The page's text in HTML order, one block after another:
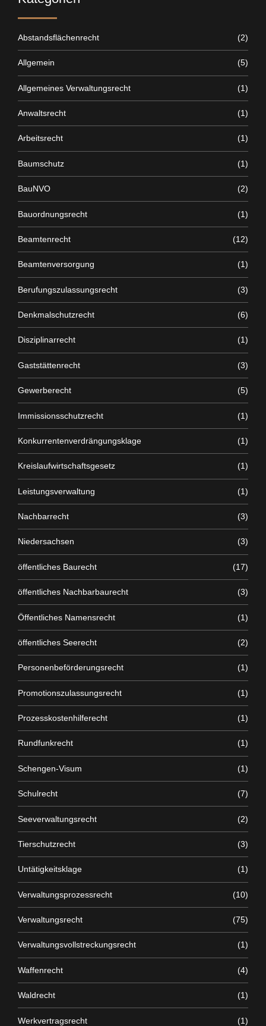
Abstandsflächenrecht (2)
Allgemein (5)
Allgemeines Verwaltungsrecht (1)
Anwaltsrecht (1)
Arbeitsrecht (1)
Baumschutz (1)
BauNVO (2)
Bauordnungsrecht (1)
Beamtenrecht (12)
Beamtenversorgung (1)
Berufungszulassungsrecht (3)
Denkmalschutzrecht (6)
Disziplinarrecht (1)
Gaststättenrecht (3)
Gewerberecht (5)
Immissionsschutzrecht (1)
Konkurrentenverdrängungsklage (1)
Kreislaufwirtschaftsgesetz (1)
Leistungsverwaltung (1)
Nachbarrecht (3)
Niedersachsen (3)
öffentliches Baurecht (17)
öffentliches Nachbarbaurecht (3)
Öffentliches Namensrecht (1)
öffentliches Seerecht (2)
Personenbeförderungsrecht (1)
Promotionszulassungsrecht (1)
Prozesskostenhilferecht (1)
Rundfunkrecht (1)
Schengen-Visum (1)
Schulrecht (7)
Seeverwaltungsrecht (2)
Tierschutzrecht (3)
Untätigkeitsklage (1)
Verwaltungsprozessrecht (10)
Verwaltungsrecht (75)
Verwaltungsvollstreckungsrecht (1)
Waffenrecht (4)
Waldrecht (1)
Werkvertragsrecht (1)